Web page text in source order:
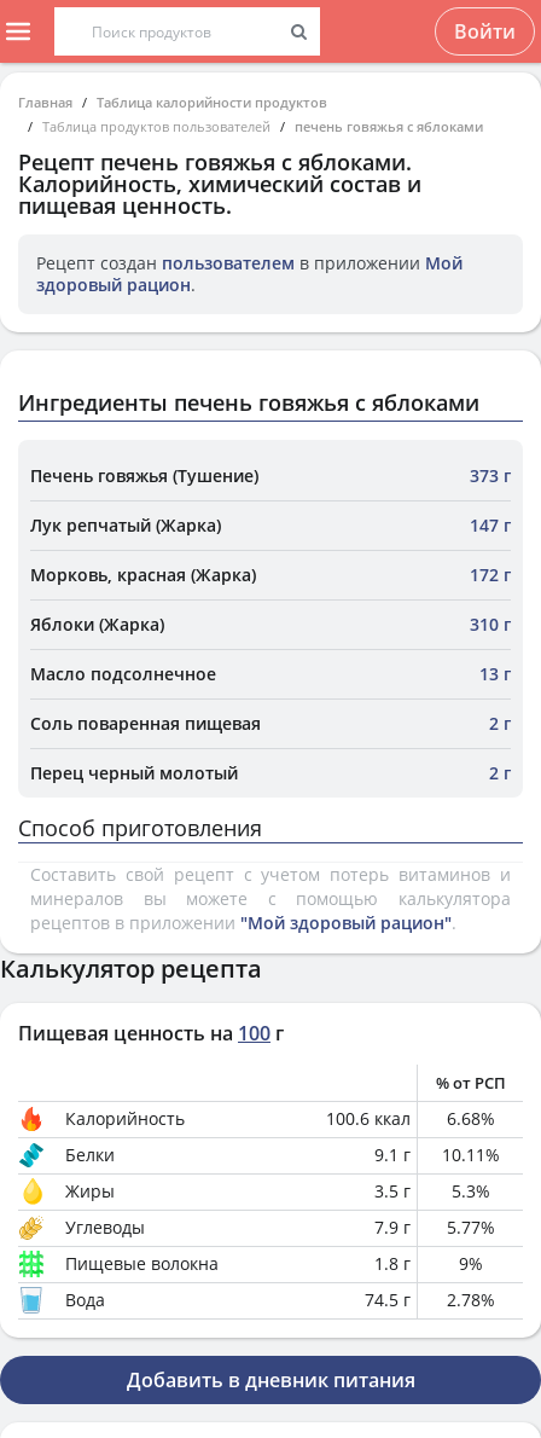
Войти
Главная
Таблица калорийности продуктов
Таблица продуктов пользователей
печень говяжья с яблоками
Рецепт печень говяжья с яблоками.
Калорийность, химический состав и
пищевая ценность.
Рецепт создан пользователем в приложении Мой
здоровый рацион.
Ингредиенты печень говяжья с яблоками
Печень говяжья (Тушение) 373 г
Лук репчатый (Жарка) 147 г
Морковь, красная (Жарка) 172 г
Яблоки (Жарка) 310 г
Масло подсолнечное 13 г
Соль поваренная пищевая 2 г
Перец черный молотый 2 г
Способ приготовления
Составить свой рецепт с учетом потерь витаминов и
минералов вы можете с помощью калькулятора
рецептов в приложении "Мой здоровый рацион".
Калькулятор рецепта
Пищевая ценность на 100 г
% от РСП
Калорийность 100.6 ккал 6.68%
Белки
9.1 г 10.11%
Жиры
3.5 г 5.3%
Углеводы
7.9 г 5.77%
Пищевые волокна
1.8 г 9%
Вода
74.5 г 2.78%
Добавить в дневник питания